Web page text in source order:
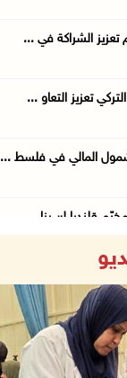
تعزيز الشراكة في ...
تعزيز التعاو ...
المالي في فلسط ...
قلنديا لن ينا ...
منازل ومنشآت في ج ...